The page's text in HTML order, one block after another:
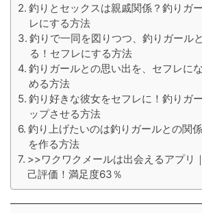
釣りとセックスは親戚関係？釣りガ
レにする方法
釣りで一同を図りつつ、釣りガール
る！セフレにする方法
釣りガールとの思い出を、セフレに
める方法
釣り好きな彼女をセフレに！釣りガ
ップさせる方法
釣り上げたいのは釣りガールとの関
を作る方法
>>ワクワクメールは出会えるアプリ
己評価！満足度63％